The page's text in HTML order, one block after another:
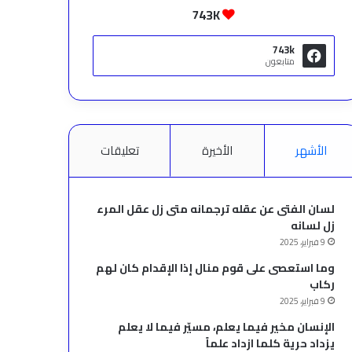
743K
743k
متابعون
الأشهر الأخيرة تعليقات
لسان الفتى عن عقله ترجمانه متى زل عقل المرء
زل لسانه
9 فبراير، 2025
وما استعصى على قوم منال إذا الإقدام كان لهم
ركاب
9 فبراير، 2025
الإنسان مخير فيما يعلم، مسيّر فيما لا يعلم
يزداد حرية كلما ازداد علماً